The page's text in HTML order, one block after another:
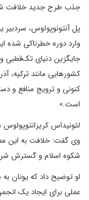
جذب طرح جدید خلافت
پل آنتونوپولوس، سردبیر
وارد دوره خطرناکی شده
جایگزین دنیای تک‌قطبی
کشورهایی مانند ترکیه،
کنونی و ترویج منافع و
است.»
لئونیداس
وی گفت: خلافت به این
شکوه اسلام و گسترش
او توضیح داد که یونان به
عملی برای ایجاد یک